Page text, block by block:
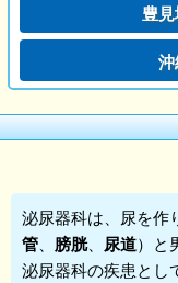
豊
泌尿器科は、尿を作
管
膀胱、 尿道）と
泌尿器科の疾患とし